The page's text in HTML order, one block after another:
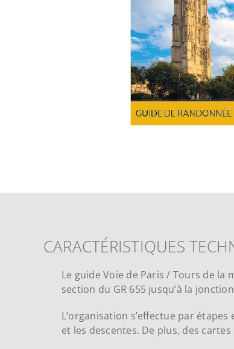
CARACTÉRISTIQUES
Le guide Voie de Paris / Tours de
section du GR 655 jusqu’à la
L’organisation s’effectue par
et les descentes. De plus, des